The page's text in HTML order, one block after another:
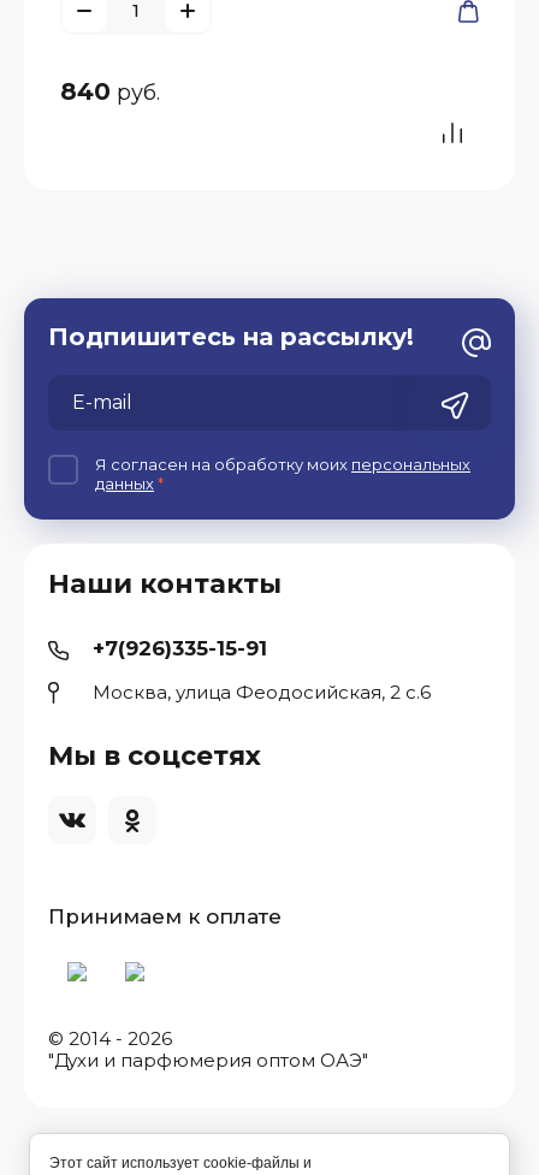
840 руб.
© 2014 - 2026
"Духи и парфюмерия оптом ОАЭ"
Наши контакты
+7(926)335-15-91
Москва, улица Феодосийская, 2 с.6
Мы в соцсетях
Принимаем к оплате
Подпишитесь на рассылку!
Я согласен на обработку моих персональных
данных*
Этот сайт использует cookie-файлы и